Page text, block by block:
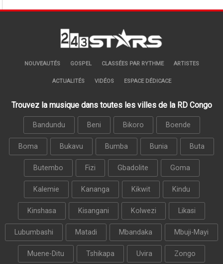
NOUVEAUTÉS GOSPEL CLASSÉES PAR RYTHME ARTISTES
ACTUALITÉS VIDÉOS ESPACE DÉDICACE
Trouvez la musique dans toutes les villes de la RD Congo
Bandundu Beni Bikoro Boende
Boma Bukavu Bumba Bunia Buta
Butembo Fizi Gbadolite Goma
Kalemie Kananga Kikwit Kindu
Kinshasa Kisangani Kolwezi Likasi
Lubumbashi Matadi Mbandaka Mbuji-Mayi
Muene-Ditu Tshikapa Uvira Zongo